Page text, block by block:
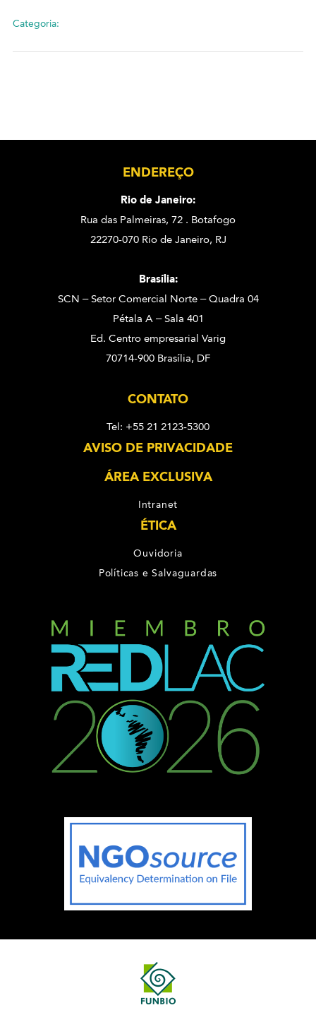
Categoria:
ENDEREÇO
Rio de Janeiro:
Rua das Palmeiras, 72 . Botafogo
22270-070 Rio de Janeiro, RJ
Brasília:
SCN – Setor Comercial Norte – Quadra 04
Pétala A – Sala 401
Ed. Centro empresarial Varig
70714-900 Brasília, DF
CONTATO
Tel: +55 21 2123-5300
AVISO DE PRIVACIDADE
ÁREA EXCLUSIVA
Intranet
ÉTICA
Ouvidoria
Políticas e Salvaguardas